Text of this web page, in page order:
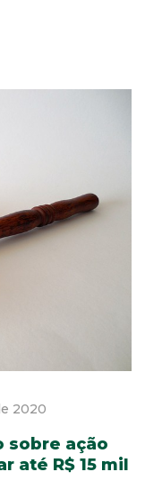
2020
sobre ação
até R$ 15 mil